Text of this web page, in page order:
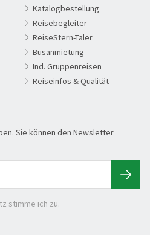
Silvesterreisen
Katalogbestellung
Reisebegleiter
ReiseStern-Taler
Busanmietung
Ind. Gruppenreisen
Reiseinfos & Qualität
Sie können den Newsletter
stimme ich zu.